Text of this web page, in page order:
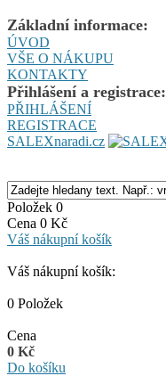
Základní informace:
ÚVOD
VŠE O NÁKUPU
KONTAKTY
Přihlášení a registrace:
PŘIHLÁŠENÍ
REGISTRACE
SALEXnaradi.cz
Položek 0
Cena 0 Kč
Váš nákupní košík
Váš nákupní košík:
0 Položek
Cena
0 Kč
Do košíku